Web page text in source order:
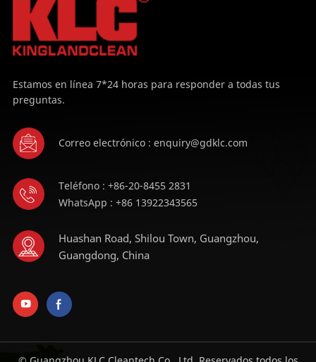
Estamos en línea 7*24 horas para responder a todas tus
preguntas.
Correo electrónico : enquiry@gdklc.com
Teléfono : +86-20-8455 2831
WhatsApp : +86 13922343565
Huashan Road, Shilou Town, Guangzhou,
Guangdong, China